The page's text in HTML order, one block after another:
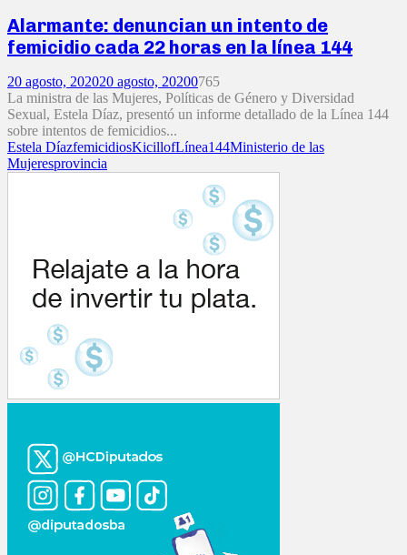
Alarmante: denuncian un intento de
femicidio cada 22 horas en la línea 144
20 agosto, 202020 agosto, 20200765
La ministra de las Mujeres, Políticas de Género y Diversidad
Sexual, Estela Díaz, presentó un informe detallado de la Línea 144
sobre intentos de femicidios...
Estela DíazfemicidiosKicillofLínea144Ministerio de las
Mujeresprovincia